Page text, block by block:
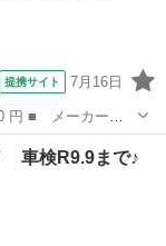
提携サイト 7月16日
名： Ｌ ＡＣ
ラット 左右エア
車検R9.9まで♪